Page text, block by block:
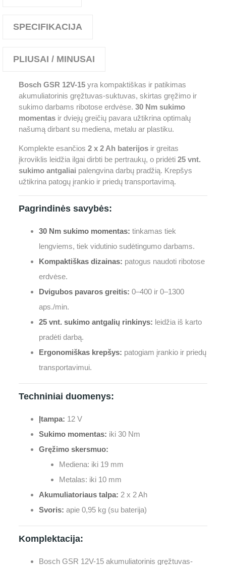
SPECIFIKACIJA
PLIUSAI / MINUSAI
Bosch GSR 12V-15 yra kompaktiškas ir patikimas
akumuliatorinis gręžtuvas-suktuvas, skirtas gręžimo ir
sukimo darbams ribotose erdvėse. 30 Nm sukimo
momentas ir dviejų greičių pavara užtikrina optimalų
našumą dirbant su mediena, metalu ar plastiku.
Komplekte esančios 2 x 2 Ah baterijos ir greitas
įkroviklis leidžia ilgai dirbti be pertraukų, o pridėti 25 vnt.
sukimo antgaliai palengvina darbų pradžią. Krepšys
užtikrina patogų įrankio ir priedų transportavimą.
Pagrindinės savybės:
30 Nm sukimo momentas: tinkamas tiek
lengviems, tiek vidutinio sudėtingumo darbams.
Kompaktiškas dizainas: patogus naudoti ribotose
erdvėse.
Dvigubos pavaros greitis: 0–400 ir 0–1300
aps./min.
25 vnt. sukimo antgalių rinkinys: leidžia iš karto
pradėti darbą.
Ergonomiškas krepšys: patogiam įrankio ir priedų
transportavimui.
Techniniai duomenys:
Įtampa: 12 V
Sukimo momentas: iki 30 Nm
Gręžimo skersmuo:
Mediena: iki 19 mm
Metalas: iki 10 mm
Akumuliatoriaus talpa: 2 x 2 Ah
Svoris: apie 0,95 kg (su baterija)
Komplektacija:
Bosch GSR 12V-15 akumuliatorinis gręžtuvas-